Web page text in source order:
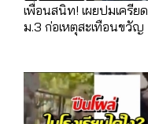
เพื่อนสนิท! เผยปมเครียด
ม.3 ก่อเหตุสะเทือนขวัญ